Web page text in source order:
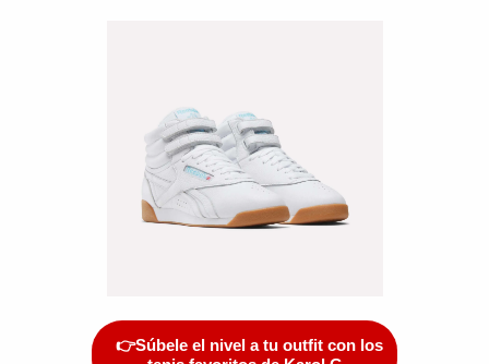
👉Súbele el nivel a tu outfit con los